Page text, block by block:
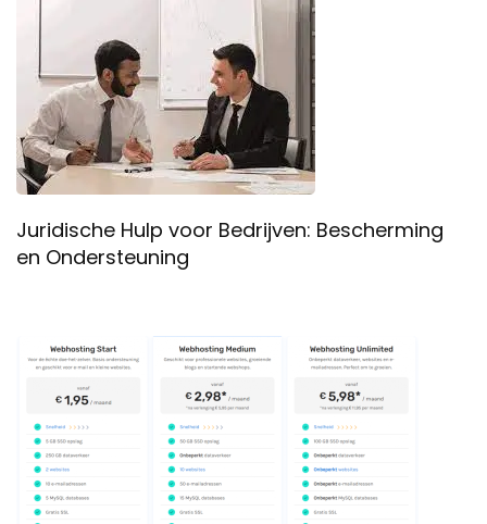
Juridische Hulp voor Bedrijven: Bescherming
en Ondersteuning